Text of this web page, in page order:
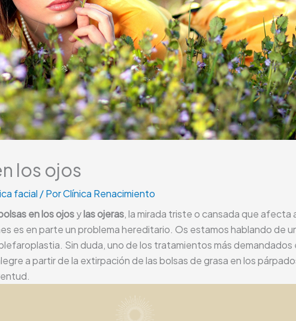
los ojos
facial / PorClínica Renacimiento
en los ojosylas ojeras, la mirada triste o cansada que afecta
es en parte un problema hereditario. Os estamos hablando de
Sin duda, uno de los tratamientos más demandados
a partir de la extirpación de las bolsas de grasa en los